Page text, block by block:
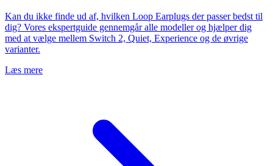
Kan du ikke finde ud af, hvilken Loop Earplugs der passer bedst til
dig? Vores ekspertguide gennemgår alle modeller og hjælper dig
med at vælge mellem Switch 2, Quiet, Experience og de øvrige
varianter.
Læs mere